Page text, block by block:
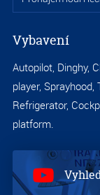
Vybavení
Autopilot, Dinghy,
player,
Refrigerator,
platform.